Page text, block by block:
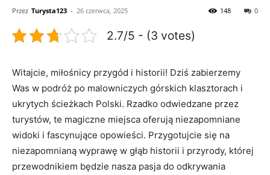
Przez Turysta123 - 26 czerwca, 2025 0
148
2.7/5 - (3 votes)
Witajcie, miłośnicy przygód i historii! Dziś ⁢zabierzemy
Was‌ w podróż po malowniczych ​górskich klasztorach i
ukrytych ścieżkach Polski. Rzadko odwiedzane przez⁢
turystów, te magiczne miejsca oferują niezapomniane
widoki i fascynujące‌ opowieści.​ Przygotujcie się na
niezapomnianą wyprawę w głąb historii i przyrody, której
przewodnikiem będzie nasza pasja do odkrywania